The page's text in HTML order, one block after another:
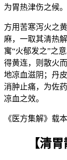
为胃热津伤之候
方用苦寒泻火之
麻，一取其清热
寓“火郁发之”之
得黄连，则散火
地凉血滋阴；丹
消肿止痛，为佐
凉血之效。
《医方集解》载
【清胃散